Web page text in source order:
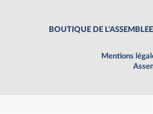
BOUTIQUE DE L'ASSEMBLEE
Mentions